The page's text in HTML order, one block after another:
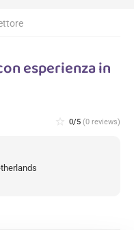
esperienza in
star_border 0/5 (0 reviews)